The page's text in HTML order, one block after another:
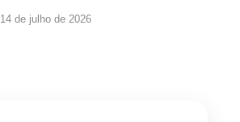
14 de julho de 2026